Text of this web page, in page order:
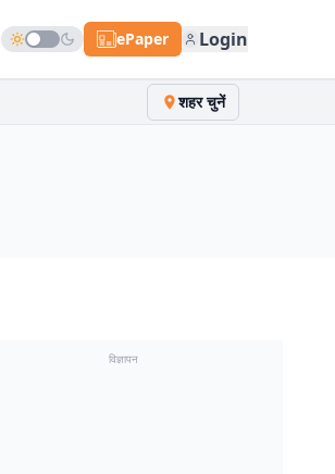
ePaper Login
शहर चुनें
विज्ञापन